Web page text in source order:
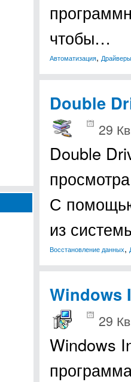
чтобы…
Автоматизация, Драйверы
Double
29
Double
С
из
Восстановление данных,
Windows
29
Windows